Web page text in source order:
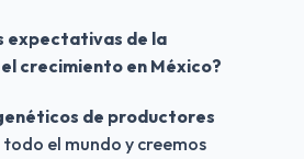
expectativas de la
crecimiento en México?
de productores
todo el mundo y creemos